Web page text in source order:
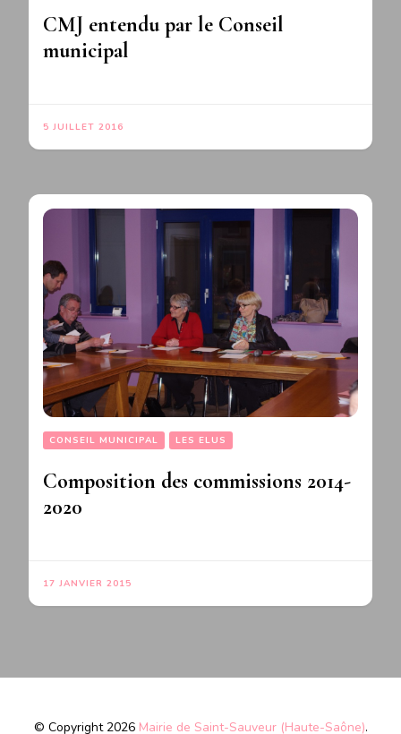
CMJ entendu par le Conseil
municipal
5 JUILLET 2016
CONSEIL MUNICIPAL LES ELUS
Composition des commissions 2014-
2020
17 JANVIER 2015
© Copyright 2026 Mairie de Saint-Sauveur (Haute-Saône).